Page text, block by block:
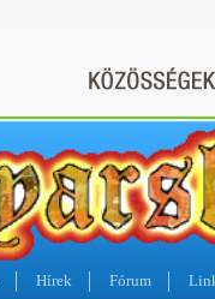
Hírek Fórum